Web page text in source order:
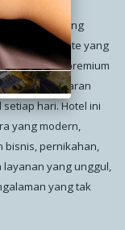
para tamu yang
dan suite yang
fasilitas premium
pusat kebugaran
hari. Hotel ini
yang modern,
bisnis, pernikahan,
layanan yang unggul,
yang tak